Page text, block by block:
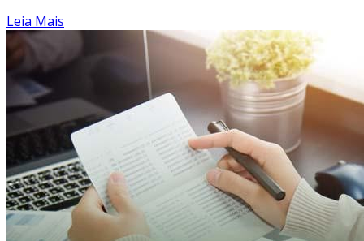
Leia Mais